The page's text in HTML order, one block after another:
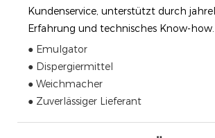
Kundenservice, unterstützt durch
Erfahrung und technisches Know-how.
● Emulgator
● Dispergiermittel
● Weichmacher
● Zuverlässiger Lieferant